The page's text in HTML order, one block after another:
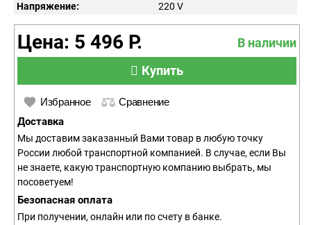
Напряжение:
220 V
Цена: 5 496 Р.
В наличии
Купить
Избранное Сравнение
Доставка
Мы доставим заказанный Вами товар в любую точку
России любой транспортной компанией. В случае, если Вы
не знаете, какую транспортную компанию выбрать, мы
посоветуем!
Безопасная оплата
При получении, онлайн или по счету в банке.